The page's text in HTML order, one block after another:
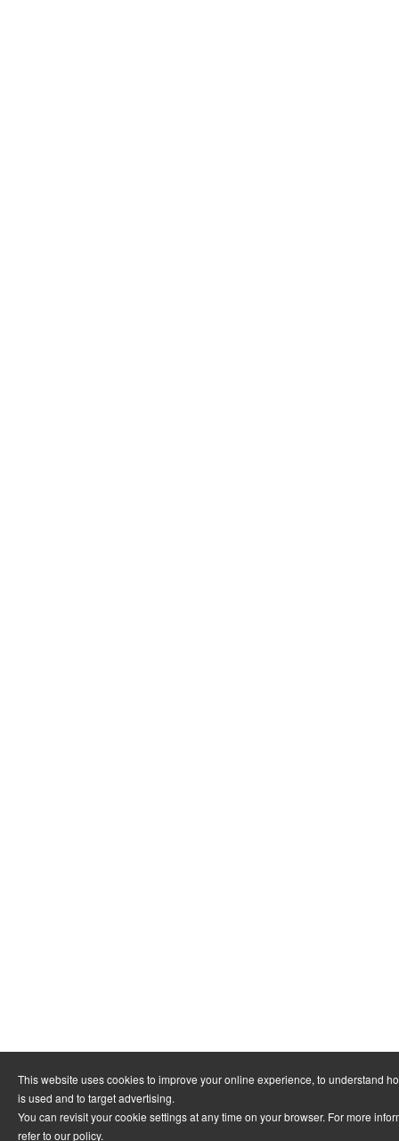
This website uses cookies to improve your online experience, to understand
is used and to target advertising.
You can revisit your cookie settings at any time on your browser. For more
refer to our policy.